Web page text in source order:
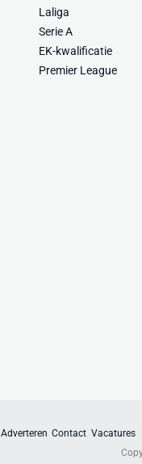
Laliga
Serie A
EK-kwalificatie
Premier League
Adverteren Contact Vacatures